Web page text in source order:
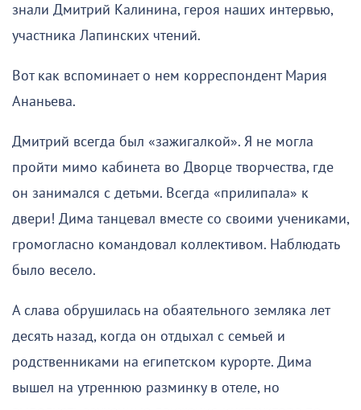
знали Дмитрий Калинина, героя наших интервью,
участника Лапинских чтений.
Вот как вспоминает о нем корреспондент Мария
Ананьева.
Дмитрий всегда был «зажигалкой». Я не могла
пройти мимо кабинета во Дворце творчества, где
он занимался с детьми. Всегда «прилипала» к
двери! Дима танцевал вместе со своими учениками,
громогласно командовал коллективом. Наблюдать
было весело.
А слава обрушилась на обаятельного земляка лет
десять назад, когда он отдыхал с семьей и
родственниками на египетском курорте. Дима
вышел на утреннюю разминку в отеле, но